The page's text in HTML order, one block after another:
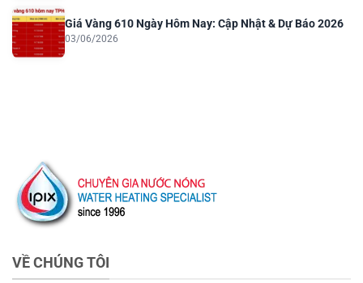
Giá Vàng 610 Ngày Hôm Nay: Cập Nhật & Dự Báo 2026
03/06/2026
VỀ CHÚNG TÔI